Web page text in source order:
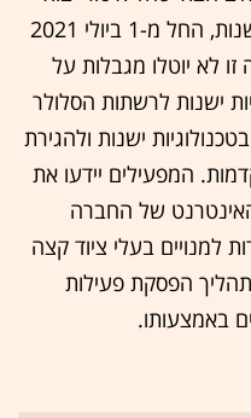
ציוד קצה סלולרי בטכנולוגיות הישנות, החל מ-1 ביולי 2021
במהלך שנה זו לא יוטלו מגבלות על
ישנות לרשתות הסלולר
ישנות ולהגירת
המפעילים יידעו את
של החברה
למנויים בעלי ציוד קצה
תהליך הפסקת פעילות
באמצעותו.